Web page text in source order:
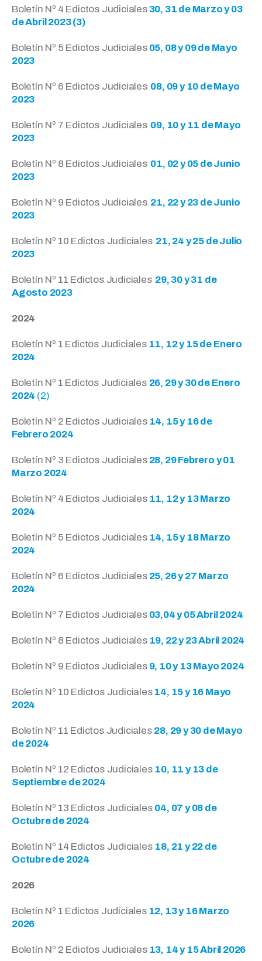
Boletín Nº 4 Edictos Judiciales 30, 31 de Marzo y 03
de Abril 2023 (3)
Boletín Nº 5 Edictos Judiciales 05, 08 y 09 de Mayo
2023
Boletín Nº 6 Edictos Judiciales 08, 09 y 10 de Mayo
2023
Boletín Nº 7 Edictos Judiciales 09, 10 y 11 de Mayo
2023
Boletín Nº 8 Edictos Judiciales 01, 02 y 05 de Junio
2023
Boletín Nº 9 Edictos Judiciales 21, 22 y 23 de Junio
2023
Boletín Nº 10 Edictos Judiciales 21, 24 y 25 de Julio
2023
Boletín Nº 11 Edictos Judiciales 29, 30 y 31 de
Agosto 2023
2024
Boletín Nº 1 Edictos Judiciales11, 12 y 15 de Enero
2024
Boletín Nº 1 Edictos Judiciales 26, 29 y 30 de Enero
2024 (2)
Boletín Nº 2 Edictos Judiciales 14, 15 y 16 de
Febrero 2024
Boletín Nº 3 Edictos Judiciales 28, 29 Febrero y 01
Marzo 2024
Boletín Nº 4 Edictos Judiciales 11, 12 y 13 Marzo
2024
Boletín Nº 5 Edictos Judiciales 14, 15 y 18 Marzo
2024
Boletín Nº 6 Edictos Judiciales 25, 26 y 27 Marzo
2024
Boletín Nº 7 Edictos Judiciales 03,04 y 05 Abril 2024
Boletín Nº 8 Edictos Judiciales 19, 22 y 23 Abril 2024
Boletín Nº 9 Edictos Judiciales 9, 10 y 13 Mayo 2024
Boletín Nº 10 Edictos Judiciales 14, 15 y 16 Mayo
2024
Boletín Nº 11 Edictos Judiciales 28, 29 y 30 de Mayo
de 2024
Boletín Nº 12 Edictos Judiciales 10, 11 y 13 de
Septiembre de 2024
Boletín Nº 13 Edictos Judiciales 04, 07 y 08 de
Octubre de 2024
Boletín Nº 14 Edictos Judiciales 18, 21 y 22 de
Octubre de 2024
2026
Boletín Nº 1 Edictos Judiciales 12, 13 y 16 Marzo
2026
Boletín Nº 2 Edictos Judiciales 13, 14 y 15 Abril 2026